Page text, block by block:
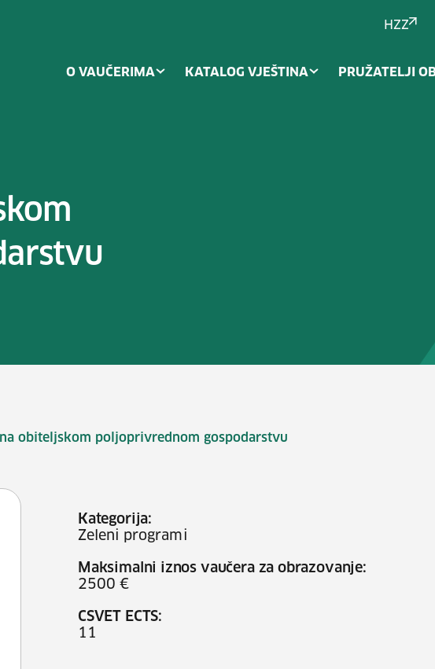
HZZ
O VAUČERIMA KATALOG VJEŠTINA PRUŽATELJI
obiteljskom poljoprivrednom gospodarstvu
Kategorija:
Zeleni programi
Maksimalni iznos vaučera za obrazovanje:
2500 €
CSVET ECTS:
11